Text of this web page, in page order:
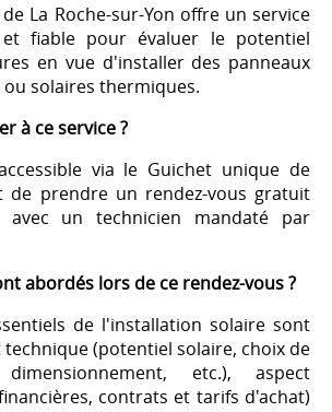
La Roche-sur-Yon offre un service
fiable pour évaluer le potentiel
en vue d'installer des panneaux
solaires thermiques.
à ce service ?
via le Guichet unique de
de prendre un rendez-vous gratuit
un technicien mandaté par
abordés lors de ce rendez-vous ?
de l'installation solaire sont
technique (potentiel solaire, choix de
dimensionnement, etc.), aspect
contrats et tarifs d'achat)